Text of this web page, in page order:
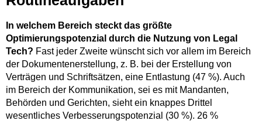
In welchem Bereich steckt das größte
Optimierungspotenzial durch die Nutzung von Legal
Tech? Fast jeder Zweite wünscht sich vor allem im Bereich
der Dokumentenerstellung, z. B. bei der Erstellung von
Verträgen und Schriftsätzen, eine Entlastung (47 %). Auch
im Bereich der Kommunikation, sei es mit Mandanten,
Behörden und Gerichten, sieht ein knappes Drittel
wesentliches Verbesserungspotenzial (30 %). 26 %